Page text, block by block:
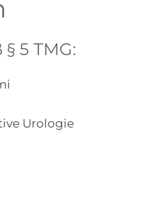
5 TMG:
Urologie